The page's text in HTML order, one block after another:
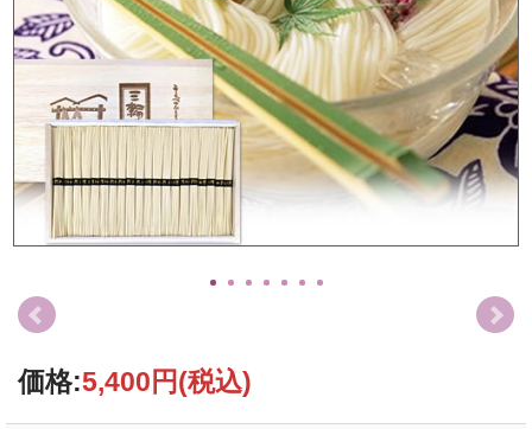
価格:5,400円(税込)